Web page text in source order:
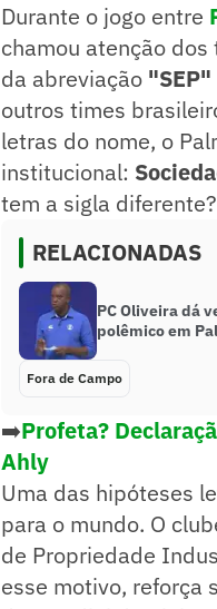
Durante o jogo entre
chamou atenção
da abreviação "SEP"
outros times
letras do nome, o
institucional:
tem a sigla diferente?
RELACIONADAS
PC Oliveira dá
polêmico em
Fora de Campo
➡️Profeta?
Ahly
Uma das hipóteses
para o mundo. O
de Propriedade
esse motivo, reforça